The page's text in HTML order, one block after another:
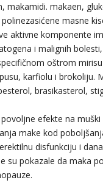
makaen,
masne
aktivne komponente
i malignih
oštrom
karfiolu i brokoliju.
brasikasterol,
efekte na
make kod
disfunkciju i
su pokazale da maka